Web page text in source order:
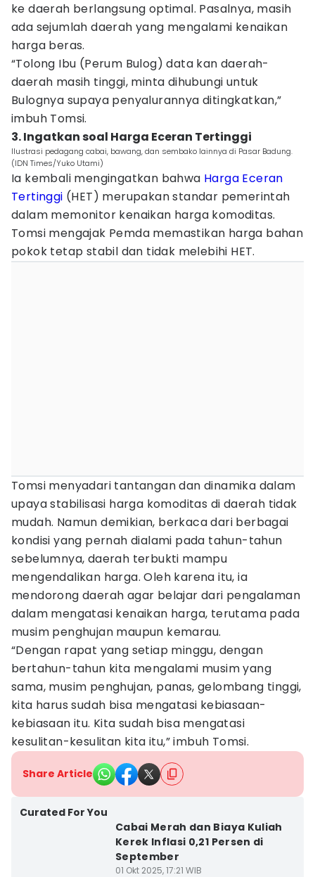
ke daerah berlangsung optimal. Pasalnya, masih
ada sejumlah daerah yang mengalami kenaikan
harga beras.
“Tolong Ibu (Perum Bulog) data kan daerah-
daerah masih tinggi, minta dihubungi untuk
Bulognya supaya penyalurannya ditingkatkan,”
imbuh Tomsi.
3. Ingatkan soal Harga Eceran Tertinggi
Ilustrasi pedagang cabai, bawang, dan sembako lainnya di Pasar Badung.
(IDN Times/Yuko Utami)
Ia kembali mengingatkan bahwa Harga Eceran
Tertinggi (HET) merupakan standar pemerintah
dalam memonitor kenaikan harga komoditas.
Tomsi mengajak Pemda memastikan harga bahan
pokok tetap stabil dan tidak melebihi HET.
Tomsi menyadari tantangan dan dinamika dalam
upaya stabilisasi harga komoditas di daerah tidak
mudah. Namun demikian, berkaca dari berbagai
kondisi yang pernah dialami pada tahun-tahun
sebelumnya, daerah terbukti mampu
mengendalikan harga. Oleh karena itu, ia
mendorong daerah agar belajar dari pengalaman
dalam mengatasi kenaikan harga, terutama pada
musim penghujan maupun kemarau.
“Dengan rapat yang setiap minggu, dengan
bertahun-tahun kita mengalami musim yang
sama, musim penghujan, panas, gelombang tinggi,
kita harus sudah bisa mengatasi kebiasaan-
kebiasaan itu. Kita sudah bisa mengatasi
kesulitan-kesulitan kita itu,” imbuh Tomsi.
Share Article
Curated For You
Cabai Merah dan Biaya Kuliah
Kerek Inflasi 0,21 Persen di
September
01 Okt 2025, 17:21 WIB